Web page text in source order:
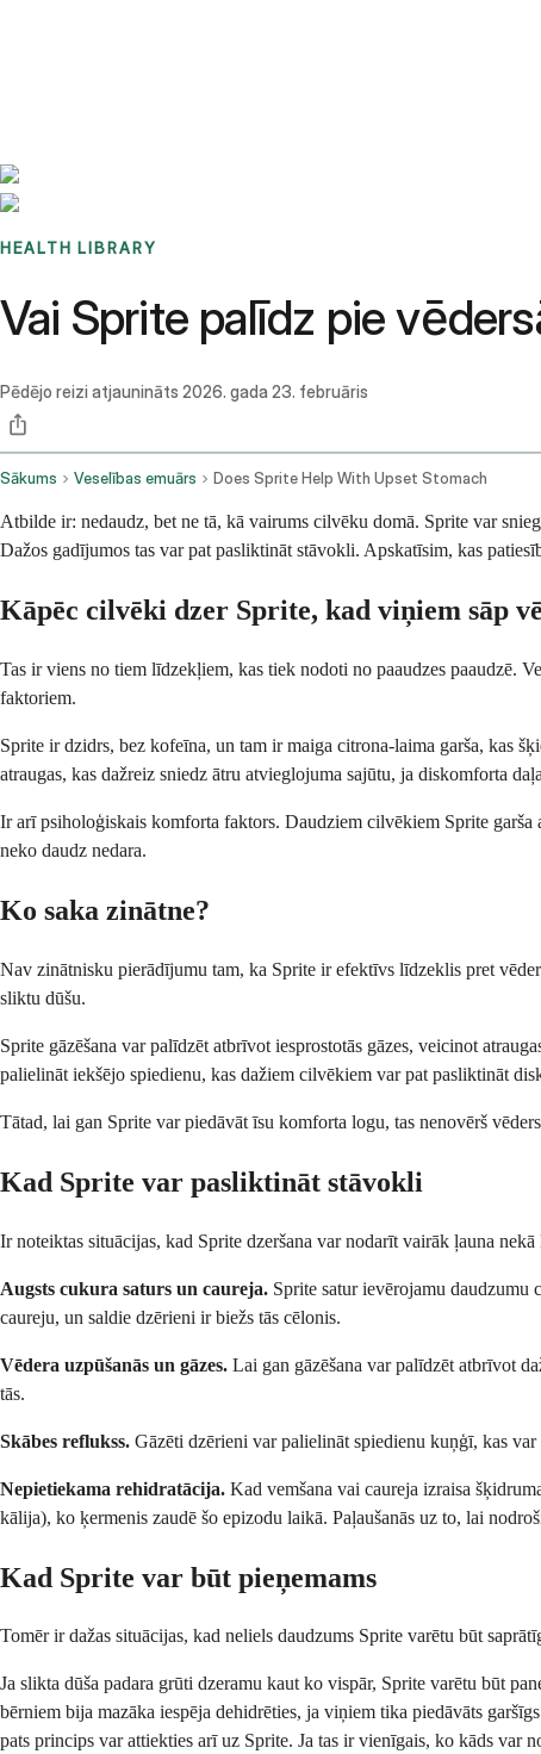
HEALTH LIBRARY
Vai Sprite palīdz pie
Pēdējo reizi atjaunināts 2026. gada 23. februāris
Sākums Veselības emuārs Does Sprite Help With Upset Stomach
Atbilde ir: nedaudz, bet ne tā, kā vairums cilvēku domā. Sprite var
Dažos gadījumos tas var pat pasliktināt stāvokli. Apskatīsim, kas
Kāpēc cilvēki dzer Sprite, kad viņiem sāp
Tas ir viens no tiem līdzekļiem, kas tiek nodoti no paaudzes paaudzē.
faktoriem.
Sprite ir dzidrs, bez kofeīna, un tam ir maiga citrona-laima garša, kas
atraugas, kas dažreiz sniedz ātru atvieglojuma sajūtu, ja diskomforta
Ir arī psiholoģiskais komforta faktors. Daudziem cilvēkiem Sprite garša
neko daudz nedara.
Ko saka zinātne?
Nav zinātnisku pierādījumu tam, ka Sprite ir efektīvs līdzeklis pret
sliktu dūšu.
Sprite gāzēšana var palīdzēt atbrīvot iesprostotās gāzes, veicinot
palielināt iekšējo spiedienu, kas dažiem cilvēkiem var pat pasliktināt
Tātad, lai gan Sprite var piedāvāt īsu komforta logu, tas nenovērš
Kad Sprite var pasliktināt stāvokli
Ir noteiktas situācijas, kad Sprite dzeršana var nodarīt vairāk ļauna
Augsts cukura saturs un caureja. Sprite satur ievērojamu daudzumu
caureju, un saldie dzērieni ir biežs tās cēlonis.
Vēdera uzpūšanās un gāzes. Lai gan gāzēšana var palīdzēt atbrīvot
tās.
Skābes reflukss. Gāzēti dzērieni var palielināt spiedienu kuņģī, kas
Nepietiekama rehidratācija. Kad vemšana vai caureja izraisa
kālija), ko ķermenis zaudē šo epizodu laikā. Paļaušanās uz to, lai
Kad Sprite var būt pieņemams
Tomēr ir dažas situācijas, kad neliels daudzums Sprite varētu būt
Ja slikta dūša padara grūti dzeramu kaut ko vispār, Sprite varētu būt
bērniem bija mazāka iespēja dehidrēties, ja viņiem tika piedāvāts
pats princips var attiekties arī uz Sprite. Ja tas ir vienīgais, ko kāds var